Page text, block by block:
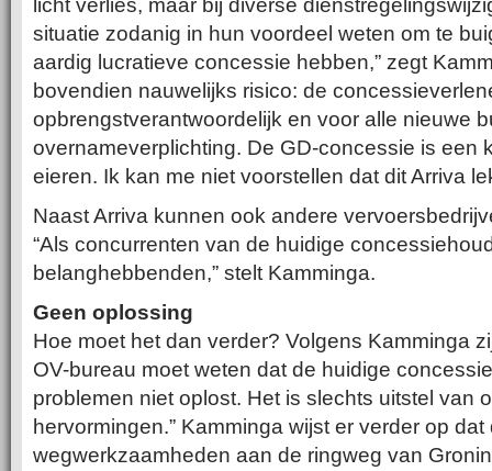
licht verlies, maar bij diverse
situatie zodanig in hun voordeel weten om te
aardig lucratieve concessie hebben,” zegt
bovendien nauwelijks risico: de
opbrengstverantwoordelijk en voor alle nieuwe
overnameverplichting. De GD-concessie is een
eieren. Ik kan me niet voorstellen dat dit Arriva
Naast Arriva kunnen ook andere
“Als concurrenten van de huidige
belanghebbenden,” stelt Kamminga.
Geen oplossing
Hoe moet het dan verder? Volgens Kamminga
OV-bureau moet weten dat de huidige
problemen niet oplost. Het is slechts uitstel van
hervormingen.” Kamminga wijst er verder op
wegwerkzaamheden aan de ringweg van